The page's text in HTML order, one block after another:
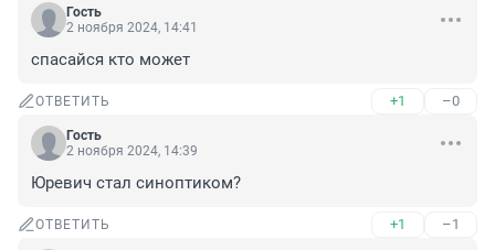
Гость
2 ноября 2024, 14:41
спасайся кто может
ОТВЕТИТЬ +1 –0
Гость
2 ноября 2024, 14:39
Юревич стал синоптиком?
ОТВЕТИТЬ +1 –1